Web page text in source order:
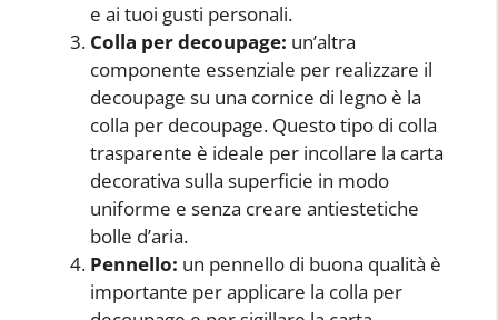
e ai tuoi gusti personali.
Colla per decoupage: un’altra
componente essenziale per realizzare il
decoupage su una cornice di legno è la
colla per decoupage. Questo tipo di colla
trasparente è ideale per incollare la carta
decorativa sulla superficie in modo
uniforme e senza creare antiestetiche
bolle d’aria.
Pennello: un pennello di buona qualità è
importante per applicare la colla per